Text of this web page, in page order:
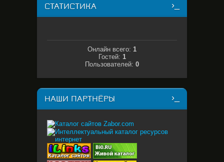
СТАТИСТИКА
Онлайн всего: 1
Гостей: 1
Пользователей: 0
НАШИ ПАРТНЁРЫ